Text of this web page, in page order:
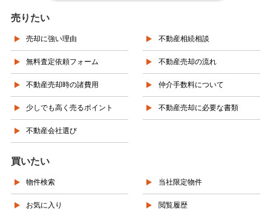
売りたい
売却に強い理由 不動産相続相談
無料査定依頼フォーム 不動産売却の流れ
不動産売却時の諸費用 仲介手数料について
少しでも高く売るポイント 不動産売却に必要な書類
不動産会社選び
買いたい
物件検索 当社限定物件
お気に入り 閲覧履歴